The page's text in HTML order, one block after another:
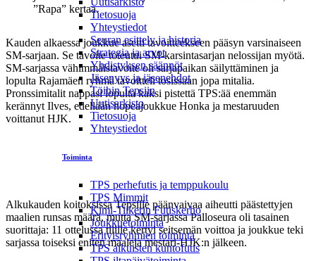
Tietosuoja
Yhteystiedot
Seuran esittely ja historia
Strategia ja arvot
Yhdistyksen säännöt
Jäsenyys ja jäsenehdot
Töihin Tepsiin
Uutisarkisto
Tietosuoja
Yhteystiedot
Toiminta
TPS perhefutis ja temppukoulu
TPS Mimmit
Kimi-Tiikerin Futiskerho
Joukkuetoiminta
Erityisryhmien toiminta
TPS aikuisten kuntofutis
”Rapa” kertaa.
Kauden alkaessa joukkue asetti tavoitteekseen pääsyn varsinaiseen
SM-sarjaan. Se tavoite toteutui SM-karsintasarjan nelossijan myötä.
SM-sarjassa vähimmäistavoite oli sarjapaikan säilyttäminen ja
lopulta Rajamäen ryhmä tavoitteli tosissaan jopa mitalia.
Pronssimitalit nappasi lopulta kaksi pistettä TPS:ää enemmän
kerännyt Ilves, edellään hopeajoukkue Honka ja mestaruuden
voittanut HJK.
Rapan valmentama TPS P17 sijoittui tänä vuonna
Valokuva: Tiina Pirilä.
Alkukauden koitoksissa Tepsille päänvaivaa aiheutti päästettyjen
maalien runsas määrä, mutta SM-sarjassa Palloseura oli tasainen
suorittaja: 11 ottelussa tilille kertyi seitsemän voittoa ja joukkue teki
sarjassa toiseksi eniten maaleja mestari-HJK:n jälkeen.